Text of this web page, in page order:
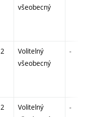
všeobecný
2
Volitelný
všeobecný
-
2
Volitelný
-